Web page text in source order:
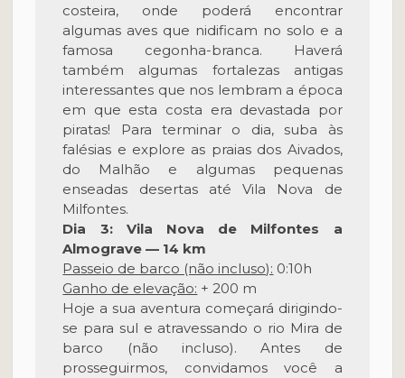
costeira, onde poderá encontrar
algumas aves que nidificam no solo e a
famosa cegonha-branca. Haverá
também algumas fortalezas antigas
interessantes que nos lembram a época
em que esta costa era devastada por
piratas! Para terminar o dia, suba às
falésias e explore as praias dos Aivados,
do Malhão e algumas pequenas
enseadas desertas até Vila Nova de
Milfontes.
Dia 3: Vila Nova de Milfontes a
Almograve — 14 km
Passeio de barco (não incluso): 0:10h
Ganho de elevação: + 200 m
Hoje a sua aventura começará dirigindo-
se para sul e atravessando o rio Mira de
barco (não incluso). Antes de
prosseguirmos, convidamos você a